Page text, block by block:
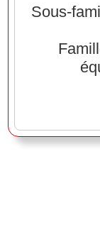
Sous-